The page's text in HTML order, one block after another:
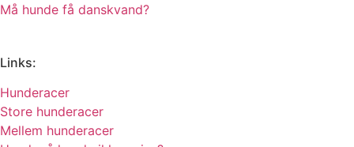
Må hunde få danskvand?
Links:
Hunderacer
Store hunderacer
Mellem hunderacer